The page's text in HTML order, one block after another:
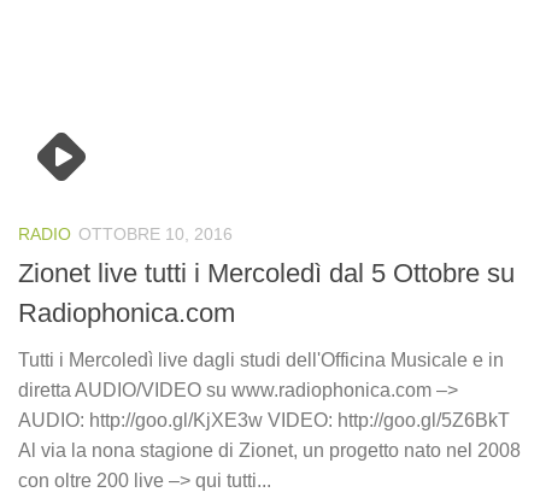
RADIO OTTOBRE 10, 2016
Zionet live tutti i Mercoledì dal 5 Ottobre su
Radiophonica.com
Tutti i Mercoledì live dagli studi dell'Officina Musicale e in
diretta AUDIO/VIDEO su www.radiophonica.com –>
AUDIO: http://goo.gl/KjXE3w VIDEO: http://goo.gl/5Z6BkT
Al via la nona stagione di Zionet, un progetto nato nel 2008
con oltre 200 live –> qui tutti...